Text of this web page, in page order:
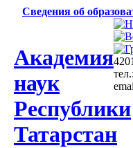
Сведения об
Академия
наук
Республики
Татарстан